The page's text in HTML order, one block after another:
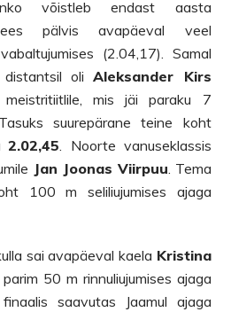
võistleb endast aasta
pälvis avapäeval veel
(2.04,17). Samal
distantsil oliAleksander Kirs
mis jäi paraku 7
suurepärane teine koht
2.02,45. Noorte vanuseklassis
Jan Joonas Viirpuu. Tema
100 m seliliujumises ajaga
sai avapäeval kaela Kristina
50 m rinnuliujumises ajaga
saavutas Jaamul ajaga